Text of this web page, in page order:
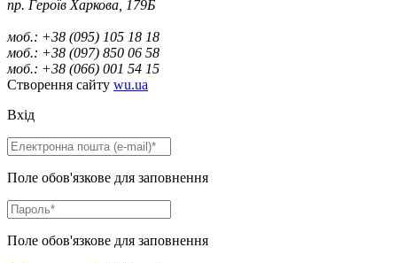
пр. Героїв Харкова, 179Б
моб.: +38 (095) 105 18 18
моб.: +38 (097) 850 06 58
моб.: +38 (066) 001 54 15
Створення сайту wu.ua
Вхід
Поле обов'язкове для заповнення
Поле обов'язкове для заповнення